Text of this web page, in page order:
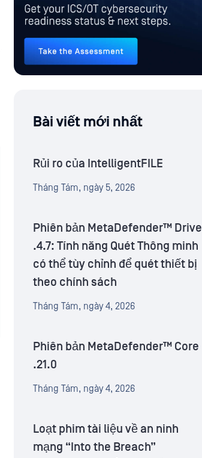
Bài viết mới nhất
Rủi ro của IntelligentFILE
Tháng Tám, ngày 5, 2026
Phiên bản MetaDefender™ Drive
.4.7: Tính năng Quét Thông minh
có thể tùy chỉnh để quét thiết bị
theo chính sách
Tháng Tám, ngày 4, 2026
Phiên bản MetaDefender™ Core
.21.0
Tháng Tám, ngày 4, 2026
Loạt phim tài liệu về an ninh
mạng “Into the Breach”